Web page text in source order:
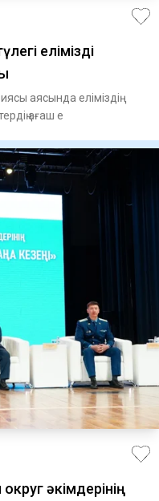
елімізді
аясында еліміздің
ағаш е
әкімдерінің